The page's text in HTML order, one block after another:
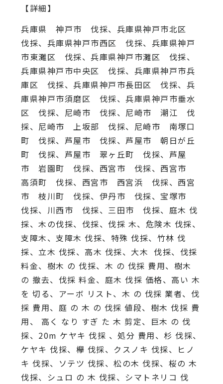
【詳細】
兵庫県 神戸市 伐採、兵庫県神戸市北区
伐採、兵庫県神戸市西区 伐採、兵庫県神戸
市東灘区 伐採、兵庫県神戸市灘区 伐採、
兵庫県神戸市中央区 伐採、兵庫県神戸市兵
庫区 伐採、兵庫県神戸市長田区 伐採、兵
庫県神戸市須磨区 伐採、兵庫県神戸市垂水
区 伐採、尼崎市 伐採、尼崎市 潮江 伐
採、尼崎市 上坂部 伐採、尼崎市 南塚口
町 伐採、芦屋市 伐採、芦屋市 朝日が丘
町 伐採、芦屋市 翠ヶ丘町 伐採、芦屋
市 岩園町 伐採、西宮市 伐採、西宮市
高須町 伐採、西宮市 西宮浜 伐採、西宮
市 枝川町 伐採、伊丹市 伐採、宝塚市
伐採、川西市 伐採、三田市 伐採、庭木 伐
採、木の伐採、伐採、伐採 木、危険木 伐採、
支障木、支障木 伐採、特殊 伐採、竹林 伐
採、立木 伐採、高木 伐採、大木 伐採、伐採
料金、樹木 の 伐採、木 の 伐採 費用、樹木
の 撤去、伐採 料金、庭木 伐採 価格、高い 木
を 切る、アーボ リスト、木 の 伐採 業者、伐
採 費用、庭 の 木 の 伐採 値段、樹木 伐採 費
用、 高く なり すぎ た 木 剪定、巨木 の 伐
採、20m ケヤキ 伐採 、処分 費用、杉 伐採、
ケヤキ 伐採、欅 伐採、クスノキ 伐採、ヒノ
キ 伐採、ソテツ 伐採、松の木 伐採、桜の 木
伐採、シュロ の 木 伐採、シマトネリコ 伐